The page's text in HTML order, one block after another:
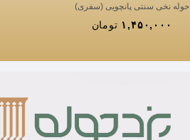
حوله نخی سنتی پانچویی (سفری)
۱,۴۵۰,۰۰۰ تومان